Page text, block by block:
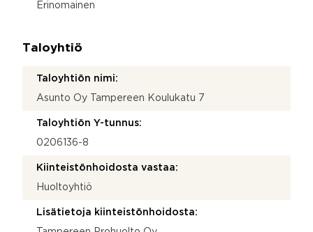
Erinomainen
Taloyhtiö
Taloyhtiön nimi:
Asunto Oy Tampereen Koulukatu 7
Taloyhtiön Y-tunnus:
0206136-8
Kiinteistönhoidosta vastaa:
Huoltoyhtiö
Lisätietoja kiinteistönhoidosta: